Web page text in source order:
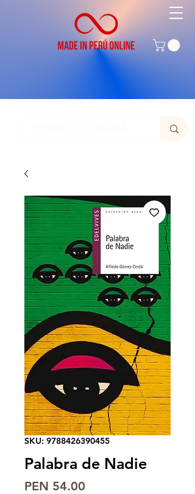
SKU: 9788426390455
Palabra de Nadie
PEN 54.00